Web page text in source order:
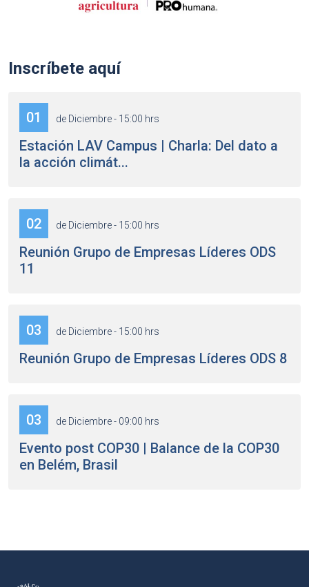
Inscríbete aquí
01 de Diciembre - 15:00 hrs
Estación LAV Campus | Charla: Del dato a
la acción climát...
02 de Diciembre - 15:00 hrs
Reunión Grupo de Empresas Líderes ODS
11
03 de Diciembre - 15:00 hrs
Reunión Grupo de Empresas Líderes ODS 8
03 de Diciembre - 09:00 hrs
Evento post COP30 | Balance de la COP30
en Belém, Brasil